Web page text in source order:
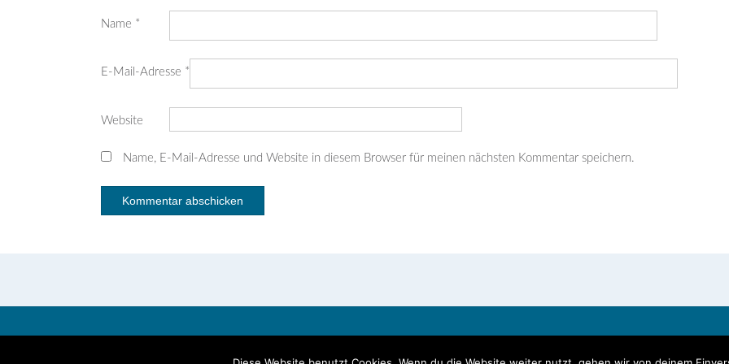
Name *
E-Mail-Adresse *
Website
Name, E-Mail-Adresse und Website in diesem Browser für meinen nächsten Kommentar speichern.